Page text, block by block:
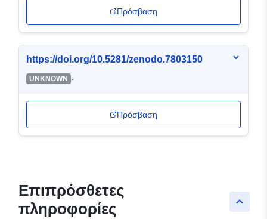
Πρόσβαση
https://doi.org/10.5281/zenodo.7803150
UNKNOWN -
Πρόσβαση
keyboard_arrow_up
Επιπρόσθετες
πληροφορίες